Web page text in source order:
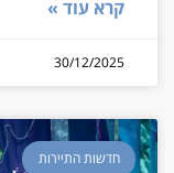
קרא עוד »
30/12/2025
חדשות התיירות